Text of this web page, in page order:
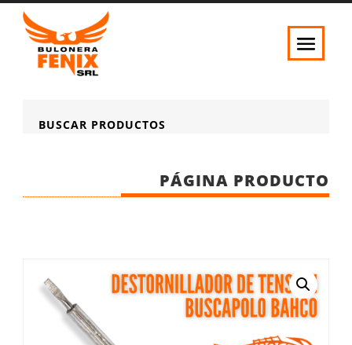
BUSCAR PRODUCTOS
PÁGINA PRODUCTO